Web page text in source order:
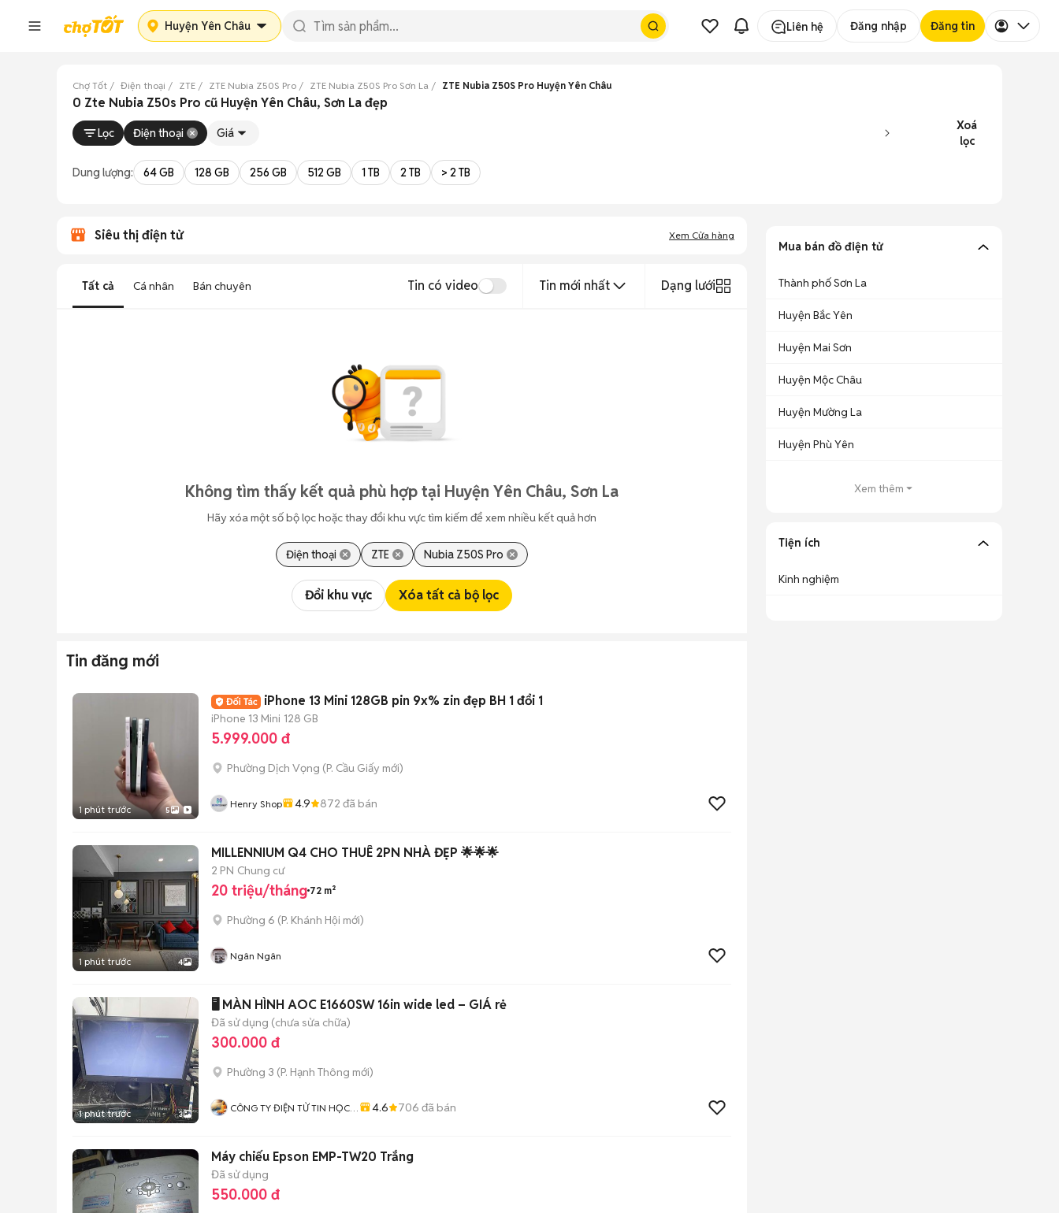
Huyện Yên Châu Liên hệ Đăng nhập Đăng tin
Chợ Tốt Điện thoại ZTE ZTE Nubia Z50S Pro ZTE Nubia Z50S Pro Sơn La ZTE Nubia Z50S Pro Huyện Yên Châu
0 Zte Nubia Z50s Pro cũ Huyện Yên Châu, Sơn La đẹp
Lọc Điện thoại Giá
Xoá
lọc
Dung lượng: 64 GB 128 GB 256 GB 512 GB 1 TB 2 TB > 2 TB
Siêu thị điện tử Xem Cửa hàng
Tất cả Cá nhân Bán chuyên Tin có video Tin mới nhất Dạng lưới
Không tìm thấy kết quả phù hợp tại Huyện Yên Châu, Sơn La
Hãy xóa một số bộ lọc hoặc thay đổi khu vực tìm kiếm để xem nhiều kết quả hơn
Điện thoại ZTE Nubia Z50S Pro
Đổi khu vực Xóa tất cả bộ lọc
Tin đăng mới
1 phút trước 5
iPhone 13 Mini 128GB pin 9x% zin đẹp BH 1 đổi 1
iPhone 13 Mini 128 GB
5.999.000 đ
Phường Dịch Vọng (P. Cầu Giấy mới)
Henry Shop 4.9 872 đã bán
1 phút trước 4
MILLENNIUM Q4 CHO THUÊ 2PN NHÀ ĐẸP 🌟🌟🌟
2 PN Chung cư
20 triệu/tháng 72 m²
Phường 6 (P. Khánh Hội mới)
Ngân Ngân
1 phút trước 3
🖥️ MÀN HÌNH AOC E1660SW 16in wide led – GIÁ rė
Đã sử dụng (chưa sửa chữa)
300.000 đ
Phường 3 (P. Hạnh Thông mới)
CÔNG TY ĐIỆN TỬ TIN HỌC
4.6 706 đã bán
Máy chiếu Epson EMP-TW20 Trắng
Đã sử dụng
550.000 đ
Mua bán đồ điện tử
Thành phố Sơn La
Huyện Bắc Yên
Huyện Mai Sơn
Huyện Mộc Châu
Huyện Mường La
Huyện Phù Yên
Xem thêm
Tiện ích
Kinh nghiệm